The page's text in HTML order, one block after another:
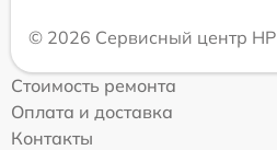
© 2026 Сервисный центр HP
Стоимость ремонта
Оплата и доставка
Контакты